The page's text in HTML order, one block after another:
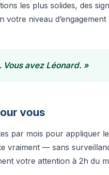
les plus solides, des
niveau d’engagement
avez Léonard. »
vous
par mois pour appliquer
vraiment — sans
votre attention à 2h du